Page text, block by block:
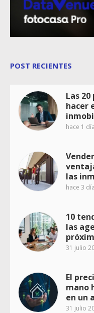
POST RECIENTES
Las
hacer
hace 1 día
las
hace 3
10
las
31 julio
El
mano
en un
31 julio